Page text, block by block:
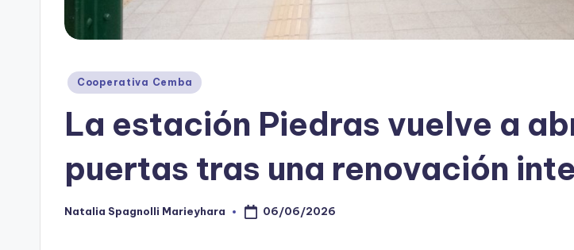
Posted
Cooperativa Cemba
La estación Piedras vuelve a
puertas tras una renovación
Posted
Natalia Spagnolli Marieyhara 06/06/2026